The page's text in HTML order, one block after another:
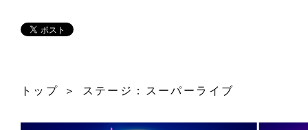
トップ ステージ：スーパーライブ